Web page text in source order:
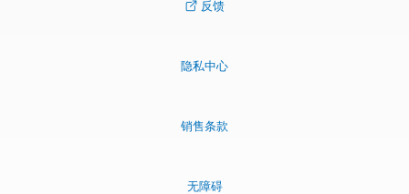
反馈
隐私中心
销售条款
无障碍